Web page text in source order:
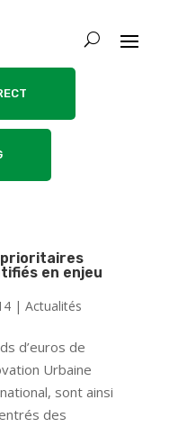
prioritaires
en enjeu
| Actualités
d’euros de
Urbaine
sont ainsi
des